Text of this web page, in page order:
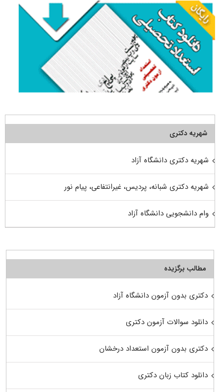
شهریه دکتری
شهریه دکتری دانشگاه آزاد
شهریه دکتری شبانه، پردیس، غیرانتفاعی، پیام نور
وام دانشجویی دانشگاه آزاد
مطالب برگزیده
دکتری بدون آزمون دانشگاه آزاد
دانلود سوالات آزمون دکتری
دکتری بدون آزمون استعداد درخشان
دانلود کتاب زبان دکتری